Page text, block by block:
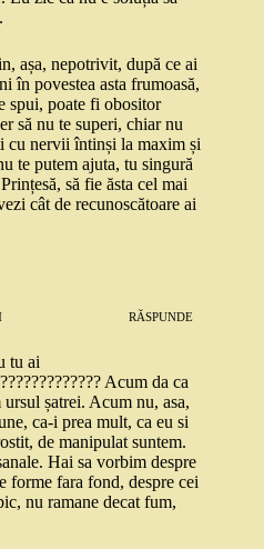
așa, nepotrivit, după ce ai
în povestea asta frumoasă,
spui, poate fi obositor
să nu te superi, chiar nu
cu nervii întinși la maxim și
te putem ajuta, tu singură
să fie ăsta cel mai
cât de recunoscătoare ai
RĂSPUNDE
tu ai
Acum da ca
șatrei. Acum nu, asa,
ca-i prea mult, ca eu si
de manipulat suntem.
Hai sa vorbim despre
forme fara fond, despre cei
nu ramane decat fum,